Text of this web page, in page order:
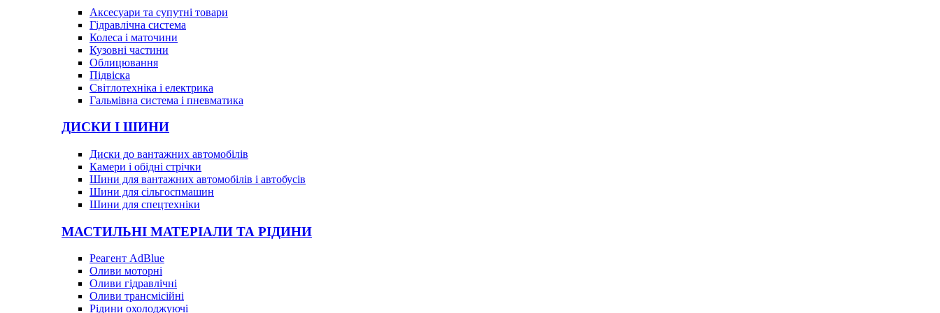
Аксесуари та супутні товари
Гідравлічна система
Колеса і маточини
Кузовні частини
Облицювання
Підвіска
Світлотехніка і електрика
Гальмівна система і пневматика
ДИСКИ І ШИНИ
Диски до вантажних автомобілів
Камери і обідні стрічки
Шини для вантажних автомобілів і автобусів
Шини для сільгоспмашин
Шини для спецтехніки
МАСТИЛЬНІ МАТЕРІАЛИ ТА РІДИНИ
Реагент AdBlue
Оливи моторні
Оливи гідравлічні
Оливи трансмісійні
Рідини охолоджуючі